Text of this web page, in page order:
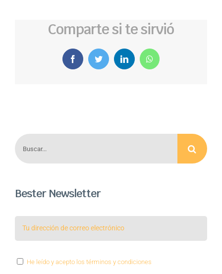
Comparte si te sirvió
FacebookTwitter LinkedInWhatsApp
Buscar:
Bester Newsletter
He leído y acepto los términos y condiciones